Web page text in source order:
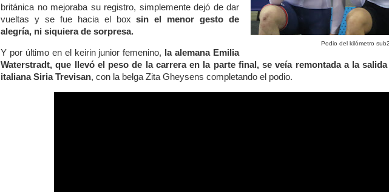
Podio del kilómetro
británica no mejoraba su registro, simplemente dejó de dar
vueltas y se fue hacia el boxsin el menor gesto de
alegría, ni siquiera de sorpresa.
Y por último en el keirin junior femenino,
la alemana Emilia
Waterstradt, que llevó el peso de la carrera en la parte final, se veía remontada a la
italiana Siria Trevisan, con la belga Zita Gheysens completando el podio.